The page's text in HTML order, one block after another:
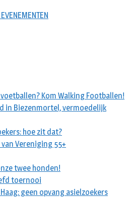
Kom Walking Footballen!
in Biezenmortel, vermoedelijk
hoe zit dat?
Vereniging 55+
twee honden!
toernooi
geen opvang asielzoekers